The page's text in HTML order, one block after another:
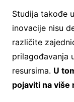
Studija takođe
inovacije nisu
različite
prilagođavanja
resursima. U
pojaviti na više